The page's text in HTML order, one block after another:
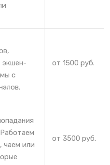
экшен-
с
от 1500 руб.
чаем или
от 3500 руб.